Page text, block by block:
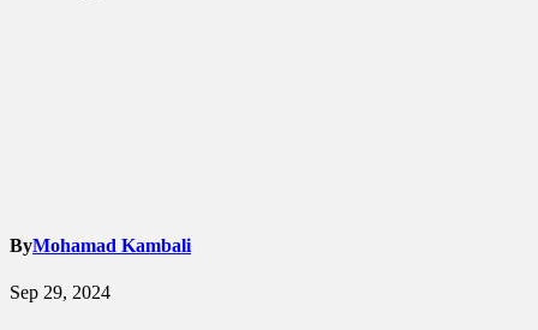
ByMohamad Kambali
Sep 29, 2024